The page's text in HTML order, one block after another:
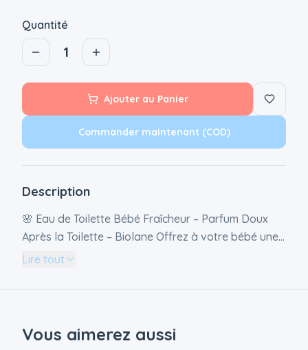
Quantité
1
Ajouter au Panier
Commander maintenant (COD)
Description
🌸 Eau de Toilette Bébé Fraîcheur – Parfum Doux
Après la Toilette – Biolane Offrez à votre bébé une
fragrance délicate et fraîche après chaque toilette
formule douce et hypoallergénique est
sensible des nourrissons tout en apportant une
touche parfumée agréable et légère. Cette eau de
Lire tout
Vous aimerez aussi